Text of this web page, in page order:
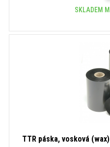
SKLADEM
TTR páska, vosková